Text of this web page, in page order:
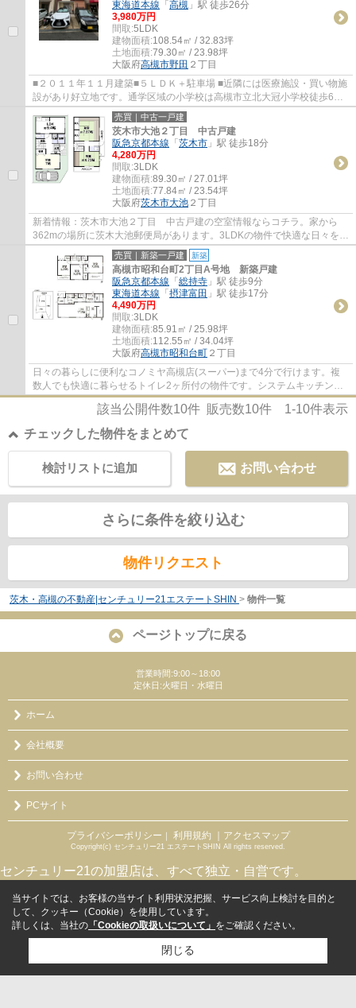
東海道本線 「 高槻 」駅 徒歩26分
3,980万円
間取:5LDK
建物面積:108.54㎡ / 32.83坪
土地面積:79.30㎡ / 23.98坪
大阪府高槻市野田 ２丁目
■２０１１年１１月建築■５ＬＤＫ＋駐車場 ■近隣には医療施設・買い物施
設があり好立地です。通学区域の小学校は高槻市立北大冠小学校徒歩6
分。18帖以上もあるリビングでゆったりとした...
売買｜中古一戸建
茨木市大池２丁目 中古戸建
阪急京都本線 「 茨木市 」駅 徒歩18分
4,280万円
間取:3LDK
建物面積:89.30㎡ / 27.01坪
土地面積:77.84㎡ / 23.54坪
大阪府茨木市大池 ２丁目
新着情報：茨木市大池２丁目 中古戸建の空室情報ならコチラ。家から
362mの場所に茨木大池郵便局があります。3LDKの物件で快適な日々を過
ごしましょう。多種多様な不動産情報を取り扱...
売買｜新築一戸建 新築
高槻市昭和台町2丁目A号地 新築戸建
阪急京都本線 「 総持寺 」駅 徒歩9分
東海道本線 「 摂津富田 」駅 徒歩17分
4,490万円
間取:3LDK
建物面積:85.91㎡ / 25.98坪
土地面積:112.55㎡ / 34.04坪
大阪府高槻市昭和台町 ２丁目
日々の暮らしに便利なコノミヤ高槻店(スーパー)まで4分で行けます。複
数人でも快適に暮らせるトイレ2ヶ所付の物件です。システムキッチンは
必要な物が組み込まれているため、すぐ調理...
該当公開件数10件 販売数10件 1-10件表示
チェックした物件をまとめて
お問い合わせ
検討リストに追加
さらに条件を絞り込む
物件リクエスト
茨木・高槻の不動産|センチュリー21エステートSHIN > 物件一覧
ページトップに戻る
営業時間:9:00～18:00
定休日:火曜日・水曜日
ホーム
会社概要
お問い合わせ
PCサイト
プライバシーポリシー ｜ 利用規約 ｜アクセスマップ
Copyright(c) センチュリー21 エステートSHIN All rights reserved.
センチュリー21の加盟店は、すべて独立・自営です。
当サイトでは、お客様の当サイト利用状況把握、サービス向上検討を目的と
して、クッキー（Cookie）を使用しています。
詳しくは、当社の 「Cookieの取扱いについて」 をご確認ください。
閉じる